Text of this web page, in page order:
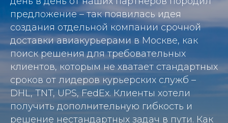
предложение – так появилась идея
создания отдельной компании срочной
доставки авиакурьерами в Москве, как
поиск решения для требовательных
клиентов, которым не хватает стандартных
сроков от лидеров курьерских служб –
DHL, TNT, UPS, FedEx. Клиенты хотели
получить дополнительную гибкость и
решение нестандартных задач в пути. Как